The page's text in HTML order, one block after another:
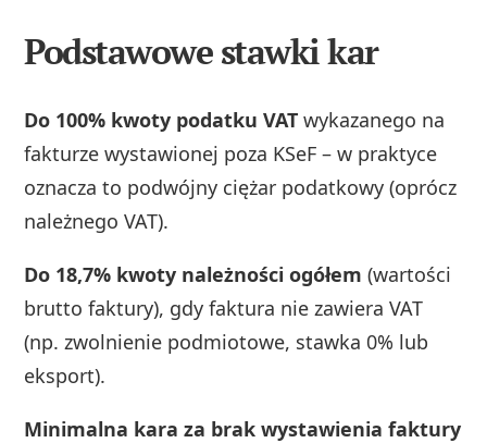
Podstawowe stawki kar
Do 100% kwoty podatku VAT wykazanego na
fakturze wystawionej poza KSeF – w praktyce
oznacza to podwójny ciężar podatkowy (oprócz
należnego VAT).
Do 18,7% kwoty należności ogółem (wartości
brutto faktury), gdy faktura nie zawiera VAT
(np. zwolnienie podmiotowe, stawka 0% lub
eksport).
Minimalna kara za brak wystawienia faktury